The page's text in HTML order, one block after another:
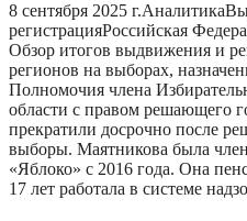
8 сентября 2025 г.Аналитика
регистрацияРоссийская
Обзор итогов выдвижения и
регионов на выборах,
Полномочия члена
области с правом решающего
прекратили досрочно после
выборы. Маятникова была
«Яблоко» с 2016 года. Она
17 лет работала в системе